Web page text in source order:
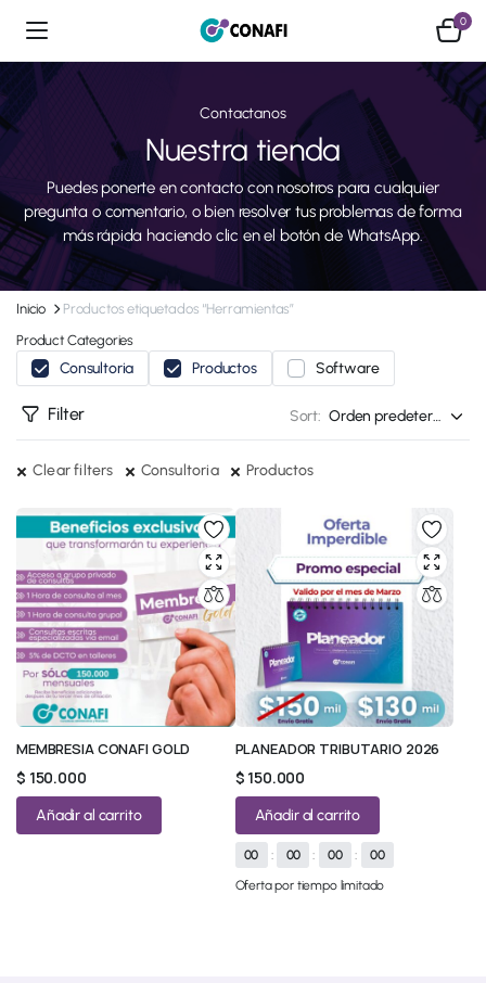
0
Contactanos
Nuestra tienda
Puedes ponerte en contacto con nosotros para cualquier
pregunta o comentario, o bien resolver tus problemas de forma
más rápida haciendo clic en el botón de WhatsApp.
Inicio
Productos etiquetados “Herramientas”
Product Categories
Consultoria Productos Software
Filter Sort:
Clear filters Consultoria Productos
MEMBRESIA CONAFI GOLD
$ 150.000
Añadir al carrito
PLANEADOR TRIBUTARIO 2026
$ 150.000
Añadir al carrito
00 : 00 : 00 :
00
Oferta por tiempo limitado